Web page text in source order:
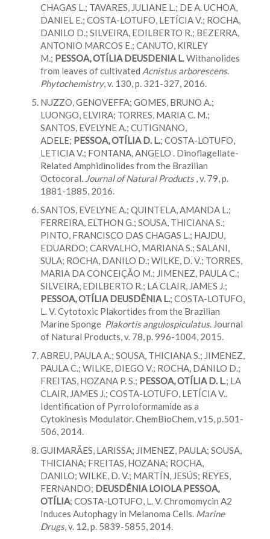
CHAGAS L.; TAVARES, JULIANE L.; DE A. UCHOA,
DANIEL E.; COSTA-LOTUFO, LETÍCIA V.; ROCHA,
DANILO D.; SILVEIRA, EDILBERTO R.; BEZERRA,
ANTONIO MARCOS E.; CANUTO, KIRLEY
M.; PESSOA, OTÍLIA DEUSDENIA L. Withanolides
from leaves of cultivated Acnistus arborescens.
Phytochemistry, v. 130, p. 321-327, 2016.
NUZZO, GENOVEFFA; GOMES, BRUNO A.;
LUONGO, ELVIRA; TORRES, MARIA C. M.;
SANTOS, EVELYNE A.; CUTIGNANO,
ADELE; PESSOA, OTÍLIA D. L.; COSTA-LOTUFO,
LETICIA V.; FONTANA, ANGELO . Dinoflagellate-
Related Amphidinolides from the Brazilian
Octocoral. Journal of Natural Products, v. 79, p.
1881-1885, 2016.
SANTOS, EVELYNE A.; QUINTELA, AMANDA L.;
FERREIRA, ELTHON G.; SOUSA, THICIANA S.;
PINTO, FRANCISCO DAS CHAGAS L.; HAJDU,
EDUARDO; CARVALHO, MARIANA S.; SALANI,
SULA; ROCHA, DANILO D.; WILKE, D. V.; TORRES,
MARIA DA CONCEIÇÃO M.; JIMENEZ, PAULA C.;
SILVEIRA, EDILBERTO R.; LA CLAIR, JAMES J.;
PESSOA, OTÍLIA DEUSDÊNIA L.; COSTA-LOTUFO,
L. V. Cytotoxic Plakortides from the Brazilian
Marine Sponge Plakortis angulospiculatus. Journal
of Natural Products, v. 78, p. 996-1004, 2015.
ABREU, PAULA A.; SOUSA, THICIANA S.; JIMENEZ,
PAULA C.; WILKE, DIEGO V.; ROCHA, DANILO D.;
FREITAS, HOZANA P. S.; PESSOA, OTÍLIA D. L.; LA
CLAIR, JAMES J.; COSTA-LOTUFO, LETÍCIA V..
Identification of Pyrroloformamide as a
Cytokinesis Modulator. ChemBioChem, v15, p.501-
506, 2014.
GUIMARÃES, LARISSA; JIMENEZ, PAULA; SOUSA,
THICIANA; FREITAS, HOZANA; ROCHA,
DANILO; WILKE, D. V.; MARTÍN, JESÚS; REYES,
FERNANDO; DEUSDÊNIA LOIOLA PESSOA,
OTÍLIA; COSTA-LOTUFO, L. V. Chromomycin A2
Induces Autophagy in Melanoma Cells. Marine
Drugs, v. 12, p. 5839-5855, 2014.